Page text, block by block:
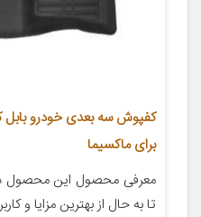
برای ماکسیما
معرفی محصول این محصول
تا به حال از بهترین مزایا و